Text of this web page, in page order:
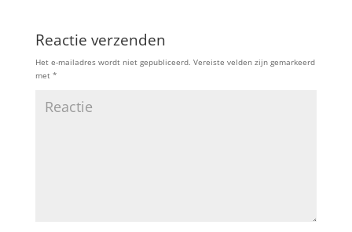
Reactie verzenden
Het e-mailadres wordt niet gepubliceerd. Vereiste velden zijn gemarkeerd
met *